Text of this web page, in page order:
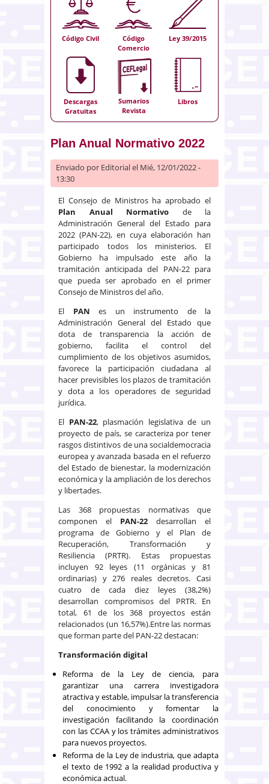
Código Civil
Código
Comercio
Ley 39/2015
Descargas
Gratuitas
Sumarios
Revista
Libros
Plan Anual Normativo 2022
Enviado por Editorialel Mié, 12/01/2022 -
13:30
El Consejo de Ministros ha aprobado el
Plan Anual Normativo de la
Administración General del Estado para
2022 (PAN-22), en cuya elaboración han
participado todos los ministerios. El
Gobierno ha impulsado este año la
tramitación anticipada del PAN-22 para
que pueda ser aprobado en el primer
Consejo de Ministros del año.
El PAN es un instrumento de la
Administración General del Estado que
dota de transparencia la acción de
gobierno, facilita el control del
cumplimiento de los objetivos asumidos,
favorece la participación ciudadana al
hacer previsibles los plazos de tramitación
y dota a los operadores de seguridad
jurídica.
El PAN-22, plasmación legislativa de un
proyecto de país, se caracteriza por tener
rasgos distintivos de una socialdemocracia
europea y avanzada basada en el refuerzo
del Estado de bienestar, la modernización
económica y la ampliación de los derechos
y libertades.
Las 368 propuestas normativas que
componen el PAN-22 desarrollan el
programa de Gobierno y el Plan de
Recuperación, Transformación y
Resiliencia (PRTR). Estas propuestas
incluyen 92 leyes (11 orgánicas y 81
ordinarias) y 276 reales decretos. Casi
cuatro de cada diez leyes (38,2%)
desarrollan compromisos del PRTR. En
total, 61 de los 368 proyectos están
relacionados (un 16,57%).Entre las normas
que forman parte del PAN-22 destacan:
Transformación digital
Reforma de la Ley de ciencia, para
garantizar una carrera investigadora
atractiva y estable, impulsar la transferencia
del conocimiento y fomentar la
investigación facilitando la coordinación
con las CCAA y los trámites administrativos
para nuevos proyectos.
Reforma de la Ley de industria, que adapta
el texto de 1992 a la realidad productiva y
económica actual.